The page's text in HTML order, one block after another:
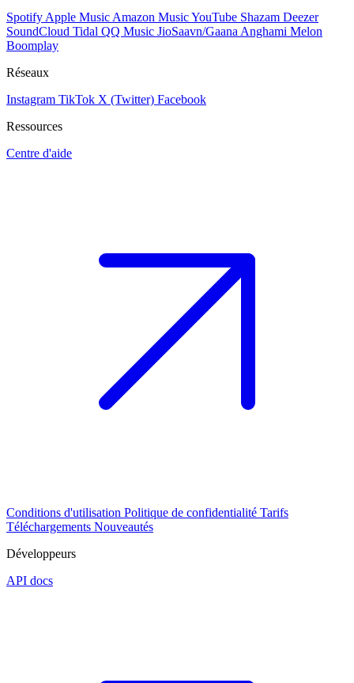
Spotify Apple Music Amazon MusicYouTube Shazam Deezer
SoundCloud Tidal QQ Music JioSaavn/Gaana Anghami Melon
Boomplay
Réseaux
Instagram TikTok X (Twitter) Facebook
Ressources
Centre d'aide
Conditions d'utilisation Politique de confidentialité Tarifs
Téléchargements Nouveautés
Développeurs
API docs